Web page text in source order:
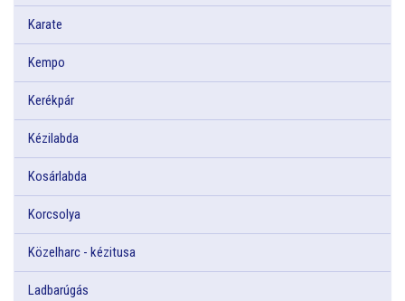
Karate
Kempo
Kerékpár
Kézilabda
Kosárlabda
Korcsolya
Közelharc - kézitusa
Ladbarúgás